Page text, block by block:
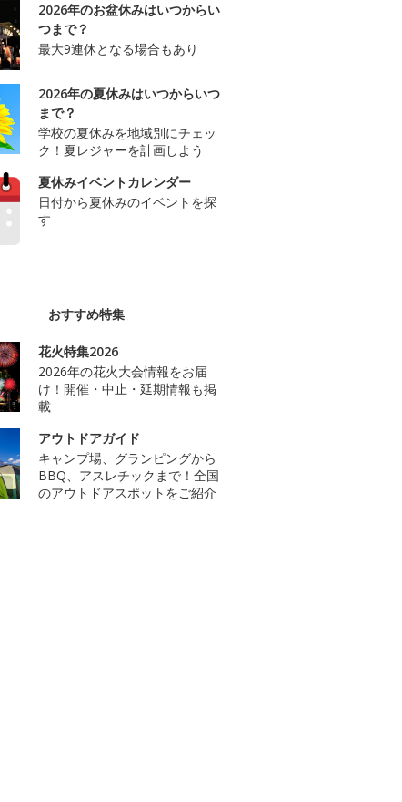
2026年のお盆休みはいつからい
つまで？
最大9連休となる場合もあり
2026年の夏休みはいつからいつ
まで？
学校の夏休みを地域別にチェッ
ク！夏レジャーを計画しよう
夏休みイベントカレンダー
日付から夏休みのイベントを探
す
おすすめ特集
花火特集2026
2026年の花火大会情報をお届
け！開催・中止・延期情報も掲
載
アウトドアガイド
キャンプ場、グランピングから
BBQ、アスレチックまで！全国
のアウトドアスポットをご紹介